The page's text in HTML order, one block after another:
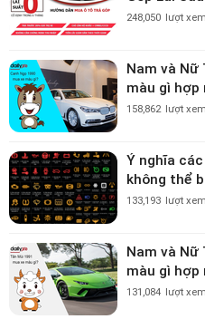
248,050 lượt xem
Nam và Nữ
màu gì hợp
158,862 lượt xem
Ý nghĩa
không thể
133,193 lượt xem
Nam và Nữ
màu gì hợp
131,084 lượt xem